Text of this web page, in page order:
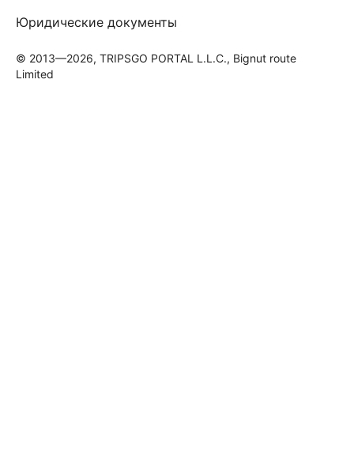
Юридические документы
© 2013—2026, TRIPSGO PORTAL L.L.C., Bignut route
Limited